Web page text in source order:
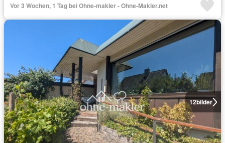
Vor 3 Wochen, 1 Tag bei Ohne-makler - Ohne-Makler.net
12bilder